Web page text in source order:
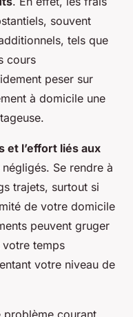
souvent
tels que
cours
peser sur
à domicile une
et l’effort liés aux
Se rendre à
trajets, surtout si
de votre domicile
peuvent gruger
temps
votre niveau de